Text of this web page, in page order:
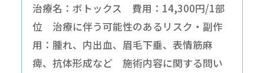
治療名：ボトックス 費用：14,300円/1部
位 治療に伴う可能性のあるリスク・副作
用：腫れ、内出血、眉毛下垂、表情筋麻
痺、抗体形成など 施術内容に関する問い